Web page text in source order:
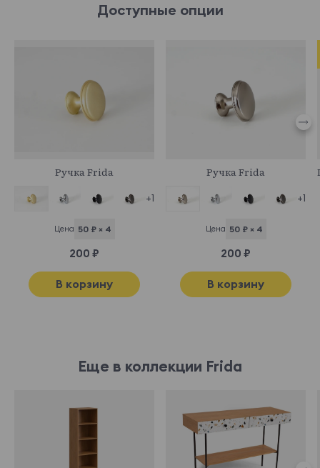
Доступные опции
Ручка Frida
+1
Цена 50 ₽ × 4
200 ₽
В корзину
Ручка Frida
+1
Цена 50 ₽ × 4
200 ₽
В корзину
Еще в коллекции Frida